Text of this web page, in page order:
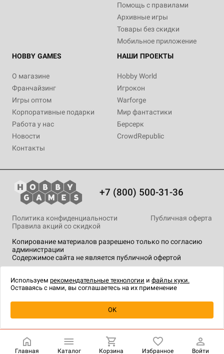
Уведомить о наличии
Помощь с правилами
Архивные игры
Товары без скидки
Мобильное приложение
HOBBY GAMES
О магазине
Франчайзинг
Игры оптом
Корпоративные подарки
Работа у нас
Новости
Контакты
НАШИ ПРОЕКТЫ
Hobby World
Игрокон
Warforge
Мир фантастики
Берсерк
CrowdRepublic
+7 (800) 500-31-36
Копирование материалов разрешено только по согласию
администрации
Содержимое сайта не является публичной офертой
Политика конфиденциальности
Публичная оферта
Правила акций со скидкой
технологии.
Главная Каталог Корзина Избранное Войти
Используем рекомендательные технологии и файлы куки.
Оставаясь с нами, вы соглашаетесь на их применение
OK